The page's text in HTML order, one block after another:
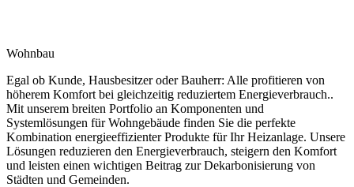
Wohnbau
Egal ob Kunde, Hausbesitzer oder Bauherr: Alle profitieren von
höherem Komfort bei gleichzeitig reduziertem Energieverbrauch..
Mit unserem breiten Portfolio an Komponenten und
Systemlösungen für Wohngebäude finden Sie die perfekte
Kombination energieeffizienter Produkte für Ihr Heizanlage. Unsere
Lösungen reduzieren den Energieverbrauch, steigern den Komfort
und leisten einen wichtigen Beitrag zur Dekarbonisierung von
Städten und Gemeinden.